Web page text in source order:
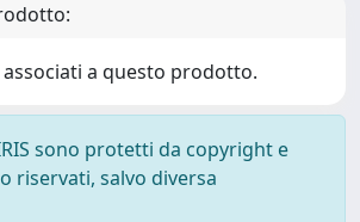
a questo prodotto.
sono protetti da copyright e
riservati, salvo diversa